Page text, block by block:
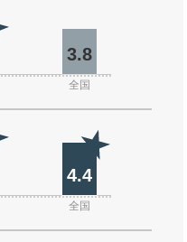
3.8
全国
4.4
全国